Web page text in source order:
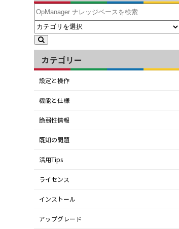
カテゴリー
設定と操作
機能と仕様
脆弱性情報
既知の問題
活用Tips
ライセンス
インストール
アップグレード